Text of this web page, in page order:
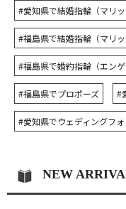
#愛知県で結婚指輪（マリッ
#福島県で結婚指輪（マリッ
#福島県で婚約指輪（エンゲ
#福島県でプロポーズ #
#愛知県でウェディングフォ
NEW